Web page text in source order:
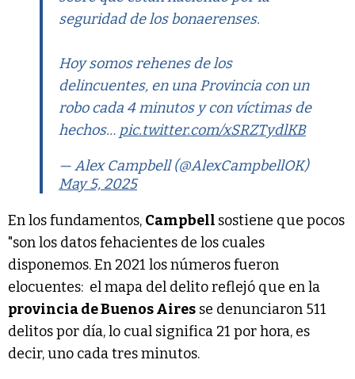
seguridad de los bonaerenses.
Hoy somos rehenes de los
delincuentes, en una Provincia con un
robo cada 4 minutos y con víctimas de
hechos… pic.twitter.com/xSRZTydlKB
— Alex Campbell (@AlexCampbellOK)
May 5, 2025
En los fundamentos, Campbell sostiene que pocos
"son los datos fehacientes de los cuales
disponemos. En 2021 los números fueron
elocuentes: el mapa del delito reflejó que en la
provincia de Buenos Aires se denunciaron 511
delitos por día, lo cual significa 21 por hora, es
decir, uno cada tres minutos.